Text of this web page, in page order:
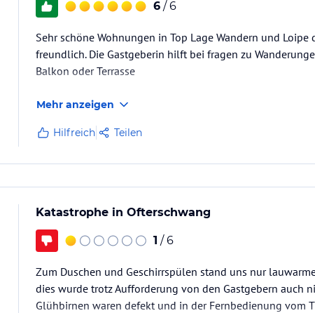
6 / 6
Sehr schöne Wohnungen in Top Lage Wandern und
freundlich. Die Gastgeberin hilft bei fragen zu
Balkon oder Terrasse
Mehr anzeigen
Hilfreich Teilen
Katastrophe in Ofterschwang
1 / 6
Zum Duschen und Geschirrspülen stand uns nur
dies wurde trotz Aufforderung von den Gastgebern auch
Glühbirnen waren defekt und in der Fernbedienung vom